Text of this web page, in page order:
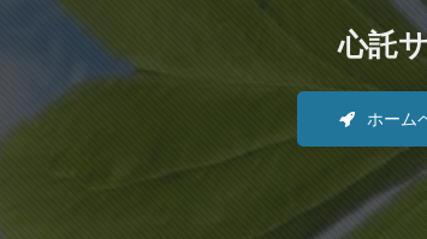
心託サービスの
ホーム